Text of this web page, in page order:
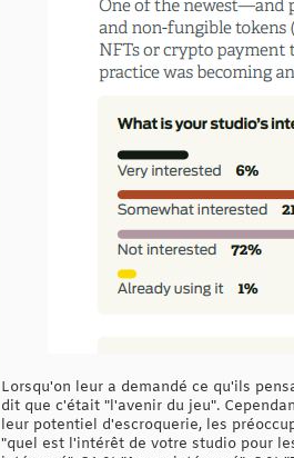
Lorsqu'on leur a demandé ce qu'ils
dit que c'était "l'avenir du jeu".
leur potentiel d'escroquerie, les
"quel est l'intérêt de votre studio pour